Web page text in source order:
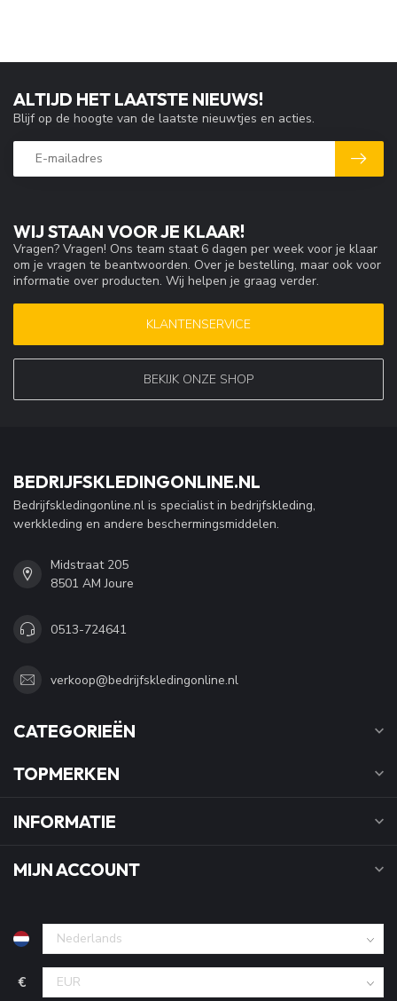
WIJ STAAN VOOR JE KLAAR!
Vragen? Vragen! Ons team staat 6 dagen per week voor je klaar
om je vragen te beantwoorden. Over je bestelling, maar ook voor
informatie over producten. Wij helpen je graag verder.
KLANTENSERVICE
BEKIJK ONZE SHOP
ALTIJD HET LAATSTE NIEUWS!
Blijf op de hoogte van de laatste nieuwtjes en acties.
BEDRIJFSKLEDINGONLINE.NL
Bedrijfskledingonline.nl is specialist in bedrijfskleding,
werkkleding en andere beschermingsmiddelen.
Midstraat 205
8501 AM Joure
0513-724641
verkoop@bedrijfskledingonline.nl
CATEGORIEËN
TOPMERKEN
INFORMATIE
MIJN ACCOUNT
€